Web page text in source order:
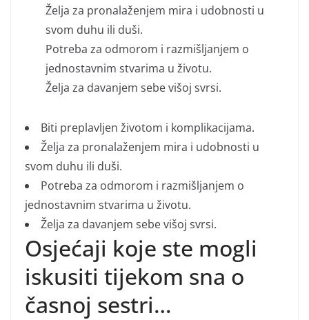
Želja za pronalaženjem mira i udobnosti u
svom duhu ili duši.
Potreba za odmorom i razmišljanjem o
jednostavnim stvarima u životu.
Želja za davanjem sebe višoj svrsi.
Biti preplavljen životom i komplikacijama.
Želja za pronalaženjem mira i udobnosti u
svom duhu ili duši.
Potreba za odmorom i razmišljanjem o
jednostavnim stvarima u životu.
Želja za davanjem sebe višoj svrsi.
Osjećaji koje ste mogli
iskusiti tijekom sna o
časnoj sestri…